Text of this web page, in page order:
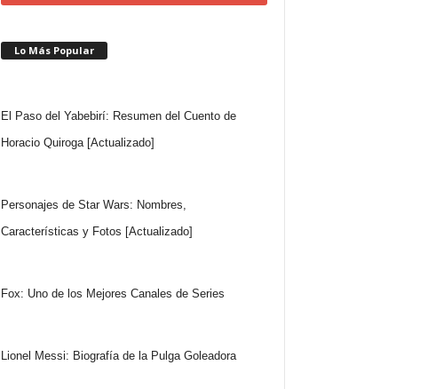
Lo Más Popular
El Paso del Yabebirí: Resumen del Cuento de
Horacio Quiroga [Actualizado]
Personajes de Star Wars: Nombres,
Características y Fotos [Actualizado]
Fox: Uno de los Mejores Canales de Series
Lionel Messi: Biografía de la Pulga Goleadora